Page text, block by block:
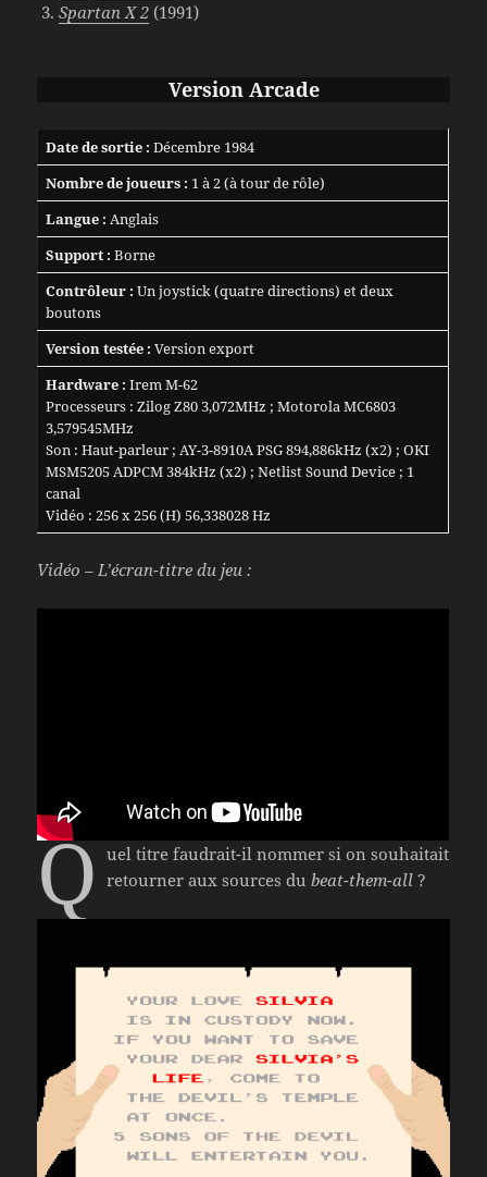
Spartan X 2 (1991)
Version Arcade
Date de sortie : Décembre 1984
Nombre de joueurs : 1 à 2 (à tour de rôle)
Langue : Anglais
Support : Borne
Contrôleur : Un joystick (quatre directions) et deux
boutons
Version testée : Version export
Hardware : Irem M-62
Processeurs : Zilog Z80 3,072MHz ; Motorola MC6803
3,579545MHz
Son : Haut-parleur ; AY-3-8910A PSG 894,886kHz (x2) ; OKI
MSM5205 ADPCM 384kHz (x2) ; Netlist Sound Device ; 1
canal
Vidéo : 256 x 256 (H) 56,338028 Hz
Vidéo – L’écran-titre du jeu :
Q uel titre faudrait-il nommer si on souhaitait
retourner aux sources du beat-them-all?